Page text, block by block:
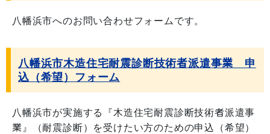
八幡浜市へのお問い合わせフォームです。
八幡浜市木造住宅耐震診断技術者派遣事業 申
込（希望）フォーム
八幡浜市が実施する『木造住宅耐震診断技術者派遣事
業』（耐震診断）を受けたい方のための申込（希望）